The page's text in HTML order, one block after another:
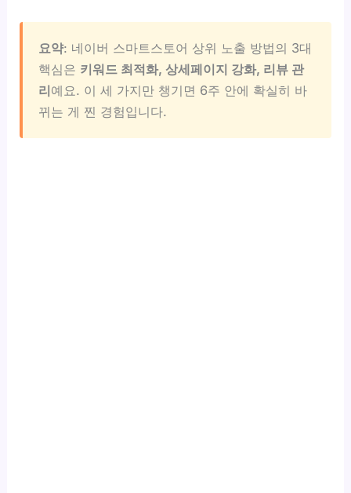
요약: 네이버 스마트스토어 상위 노출 방법의 3대
핵심은 키워드 최적화, 상세페이지 강화, 리뷰 관
리예요. 이 세 가지만 챙기면 6주 안에 확실히 바
뀌는 게 찐 경험입니다.